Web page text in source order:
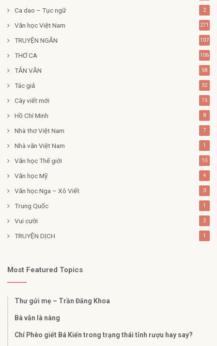
Ca dao – Tục ngữ 2
Văn học Việt Nam 271
TRUYỆN NGẮN 107
THƠ CA 106
TẢN VĂN 58
Tác giả 32
Cây viết mới 15
Hồ Chí Minh 8
Nhà thơ Việt Nam 7
Nhà văn Việt Nam 1
Văn học Thế giới 10
Văn học Mỹ 4
Văn học Nga – Xô Viết 3
Trung Quốc 1
Vui cười 2
TRUYỆN DỊCH 1
Most Featured Topics
Thư gửi mẹ – Trần Đăng Khoa
Bà vẫn là nàng
Chí Phèo giết Bá Kiến trong trạng thái tỉnh rượu hay say?